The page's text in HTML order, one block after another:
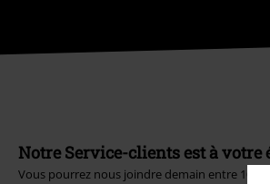
Notre Service-clients est à votre
Vous pourrez nous joindre demain entre 10:00